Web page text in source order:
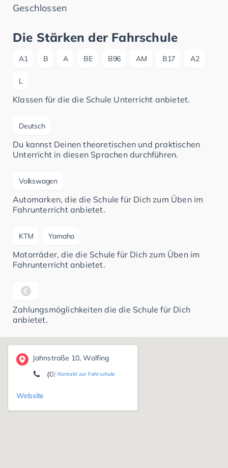
Geschlossen
Die Stärken der Fahrschule
A1 B A BE B96 AM B17 A2
L
Klassen für die die Schule Unterricht anbietet.
Deutsch
Du kannst Deinen theoretischen und praktischen
Unterricht in diesen Sprachen durchführen.
Volkswagen
Automarken, die die Schule für Dich zum Üben im
Fahrunterricht anbietet.
KTM Yamaha
Motorräder, die die Schule für Dich zum Üben im
Fahrunterricht anbietet.
Zahlungsmöglichkeiten die die Schule für Dich
anbietet.
Jahnstraße 10, Wolfing
Kontakt zur Fahrschule
(08531) 87 26
Website